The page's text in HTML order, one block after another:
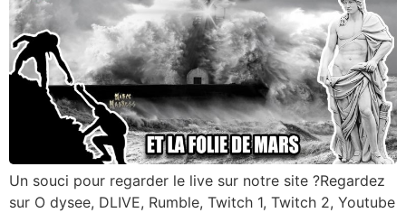
Un souci pour regarder le live sur notre site ?Regardez
sur O dysee, DLIVE, Rumble, Twitch 1, Twitch 2, Youtube